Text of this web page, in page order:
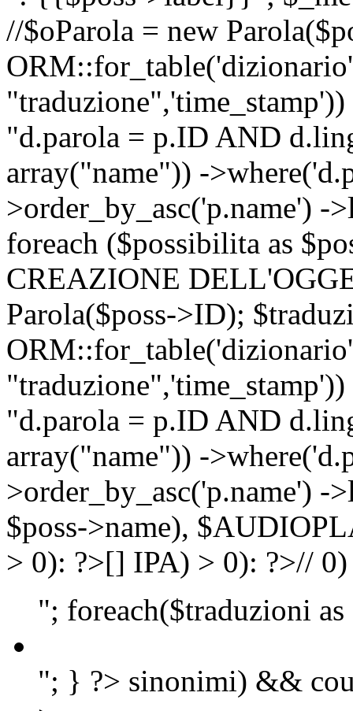
//$oParola = new
"d.parola = p.ID AND
array("name")) -
>order_by_asc('p.name')
foreach ($possibilita as
CREAZIONE
Parola($poss->ID);
"d.parola = p.ID AND
array("name")) -
>order_by_asc('p.name')
$poss->name),
> 0): ?>[] IPA) > 0): ?>//
"; foreach($traduzioni
"; } ?> sinonimi) &&